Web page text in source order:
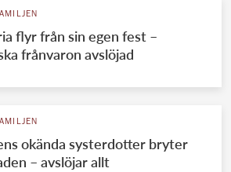
flyr från sin egen fest –
frånvaron avslöjad
okända systerdotter bryter
– avslöjar allt